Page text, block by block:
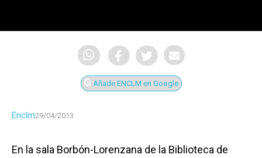
Añade ENCLM en Google
Enclm29/04/2013
En la sala Borbón-Lorenzana de la Biblioteca de